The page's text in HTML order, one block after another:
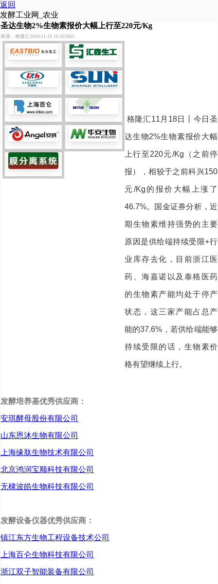
返回
发酵工业网_农业
圣达生物2%生物素报价大幅上行至220元/Kg
来源：格隆汇2019-11-19 10:422665
格隆汇11月18日丨今日圣
达生物2%生物素报价大幅
上行至220元/Kg（之前停
报），相较于之前科兴150
元/Kg的报价大幅上涨了
46.7%。国金证券分析，近
期生物素维持强势的主要
原因是供给端持续受限+行
业库存去化，目前浙江医
药、海嘉诺以及泰格医药
的生物素产能均处于停产
状态，这三家产能占总产
能的37.6%，若供给端能够
持续受限的话，生物素价
格有望继续上行。
发酵培养基优秀供应商：
安琪酵母股份有限公司
山东恩沐生物有限公司
上海缘肽生物技术有限公司
北京鸿润宝顺科技有限公司
无棣波皓生物科技有限公司
发酵设备仪器优秀供应商：
镇江东方生物工程设备技术公司
上海百仑生物科技有限公司
浙江双子智能装备有限公司